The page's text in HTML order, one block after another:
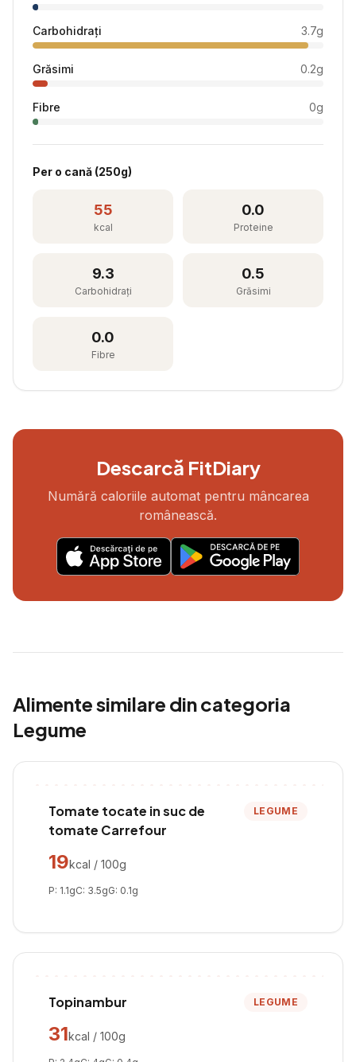
Carbohidrați 3.7g
Grăsimi 0.2g
Fibre 0g
Per o cană (250g)
55
kcal
0.0
Proteine
9.3
Carbohidrați
0.5
Grăsimi
0.0
Fibre
Descarcă FitDiary
Numără caloriile automat pentru mâncarea
românească.
Alimente similare din categoria
Legume
Tomate tocate in suc de
tomate Carrefour
LEGUME
19kcal / 100g
P: 1.1gC: 3.5gG: 0.1g
Topinambur LEGUME
31kcal / 100g